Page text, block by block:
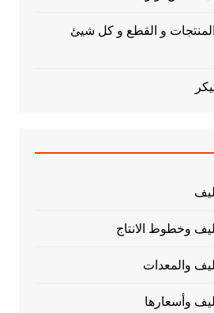
المنتجات و القطع و كل شيئ
وخطوط الانتاج
والمعدات
وأسعارها